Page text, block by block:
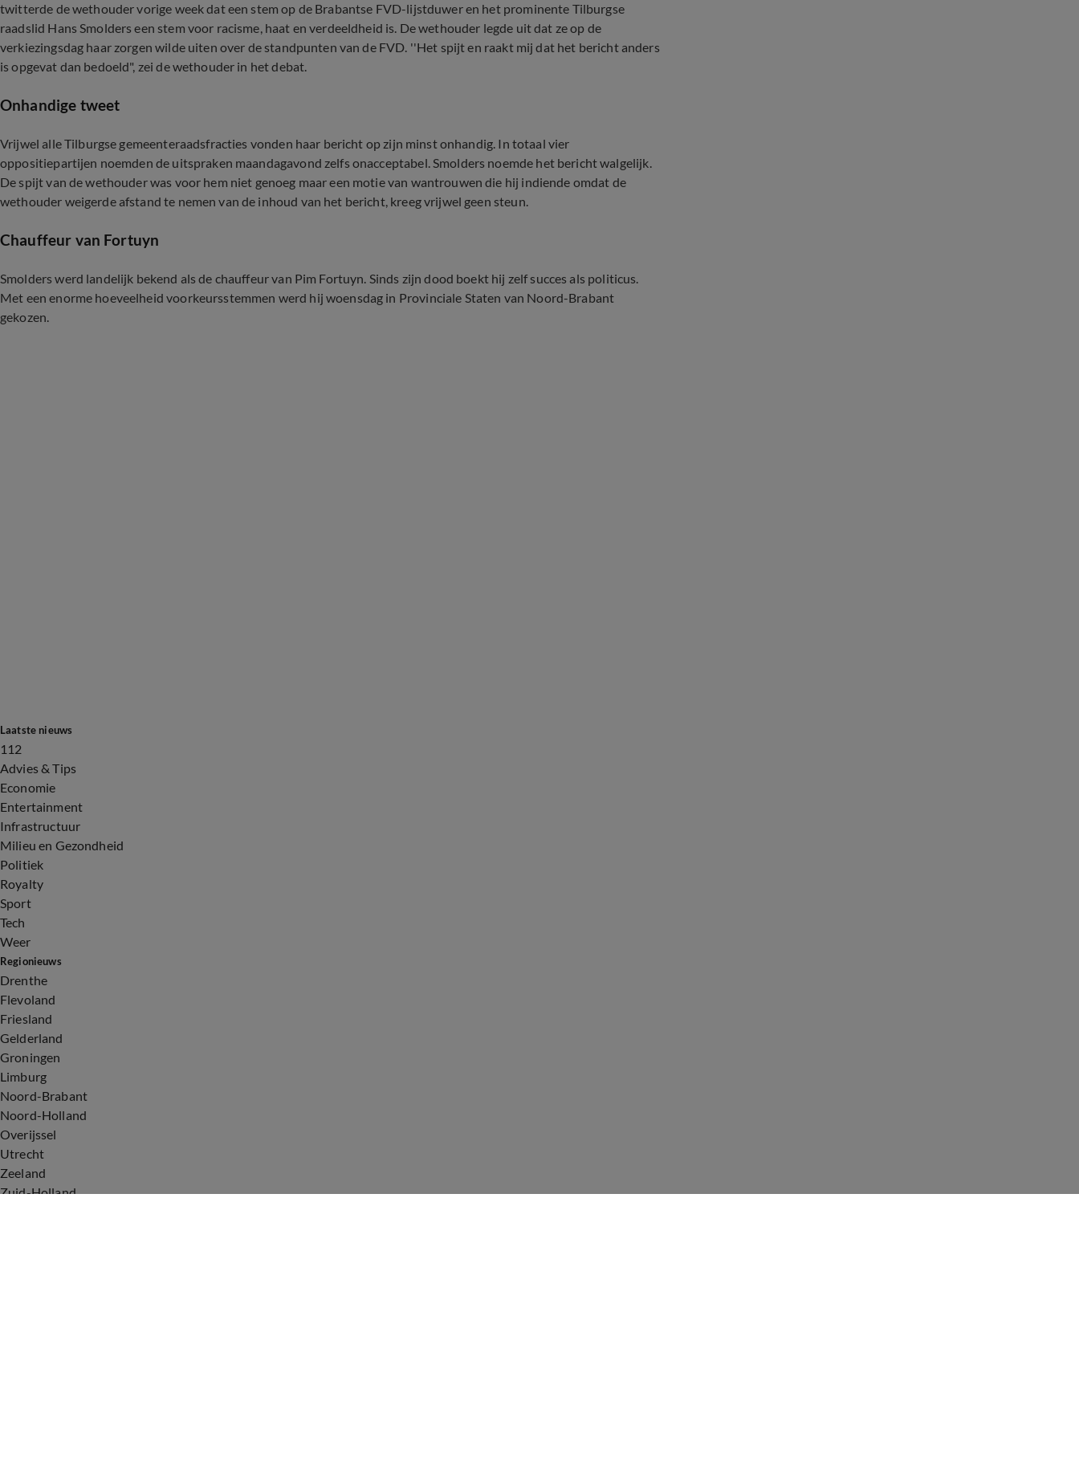
twitterde de wethouder vorige week dat een stem op de Brabantse FVD-lijstduwer en het prominente Tilburgse
raadslid Hans Smolders een stem voor racisme, haat en verdeeldheid is. De wethouder legde uit dat ze op de
verkiezingsdag haar zorgen wilde uiten over de standpunten van de FVD. ''Het spijt en raakt mij dat het bericht anders
is opgevat dan bedoeld", zei de wethouder in het debat.
Onhandige tweet
Vrijwel alle Tilburgse gemeenteraadsfracties vonden haar bericht op zijn minst onhandig. In totaal vier
oppositiepartijen noemden de uitspraken maandagavond zelfs onacceptabel. Smolders noemde het bericht walgelijk.
De spijt van de wethouder was voor hem niet genoeg maar een motie van wantrouwen die hij indiende omdat de
wethouder weigerde afstand te nemen van de inhoud van het bericht, kreeg vrijwel geen steun.
Chauffeur van Fortuyn
Smolders werd landelijk bekend als de chauffeur van Pim Fortuyn. Sinds zijn dood boekt hij zelf succes als politicus.
Met een enorme hoeveelheid voorkeursstemmen werd hij woensdag in Provinciale Staten van Noord-Brabant
gekozen.
Laatste nieuws
112
Advies & Tips
Economie
Entertainment
Infrastructuur
Milieu en Gezondheid
Politiek
Royalty
Sport
Tech
Weer
Regionieuws
Drenthe
Flevoland
Friesland
Gelderland
Groningen
Limburg
Noord-Brabant
Noord-Holland
Overijssel
Utrecht
Zeeland
Zuid-Holland